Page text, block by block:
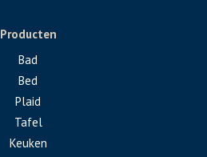
Producten
Bad
Bed
Plaid
Tafel
Keuken